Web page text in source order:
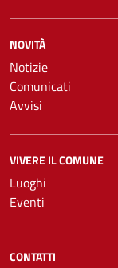
NOVITÀ
Notizie
Comunicati
Avvisi
VIVERE IL COMUNE
Luoghi
Eventi
CONTATTI